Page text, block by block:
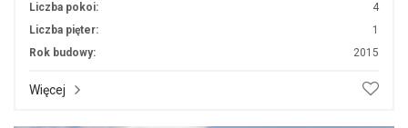
Liczba pokoi:
4
Liczba pięter:
1
Rok budowy:
2015
Więcej